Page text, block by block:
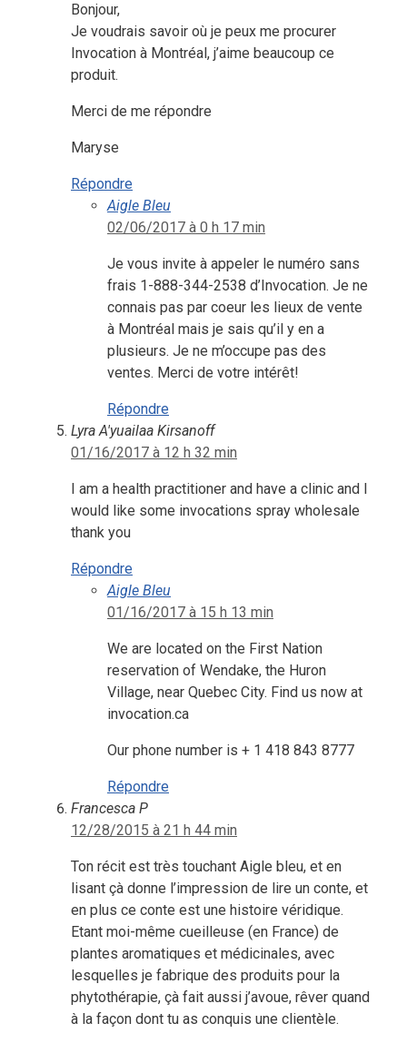
Bonjour,
Je voudrais savoir où je peux me procurer
Invocation à Montréal, j’aime beaucoup ce
produit.
Merci de me répondre
Maryse
Répondre
Aigle Bleu
02/06/2017 à 0 h 17 min
Je vous invite à appeler le numéro sans
frais 1-888-344-2538 d’Invocation. Je ne
connais pas par coeur les lieux de vente
à Montréal mais je sais qu’il y en a
plusieurs. Je ne m’occupe pas des
ventes. Merci de votre intérêt!
Répondre
Lyra A'yuailaa Kirsanoff
01/16/2017 à 12 h 32 min
I am a health practitioner and have a clinic and I
would like some invocations spray wholesale
thank you
Répondre
Aigle Bleu
01/16/2017 à 15 h 13 min
We are located on the First Nation
reservation of Wendake, the Huron
Village, near Quebec City. Find us now at
invocation.ca
Our phone number is + 1 418 843 8777
Répondre
Francesca P
12/28/2015 à 21 h 44 min
Ton récit est très touchant Aigle bleu, et en
lisant çà donne l’impression de lire un conte, et
en plus ce conte est une histoire véridique.
Etant moi-même cueilleuse (en France) de
plantes aromatiques et médicinales, avec
lesquelles je fabrique des produits pour la
phytothérapie, çà fait aussi j’avoue, rêver quand
à la façon dont tu as conquis une clientèle.